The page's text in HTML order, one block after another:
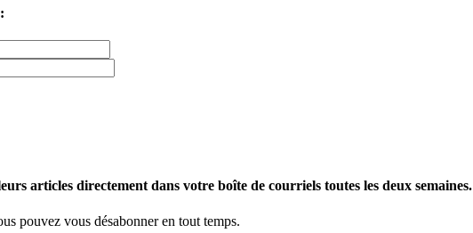
articles directement dans votre boîte de courriels toutes les deux semaines.
pouvez vous désabonner en tout temps.